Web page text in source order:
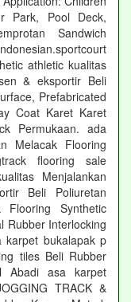
Park, Pool Deck,
Sandwich
athletic kualitas
& eksportir Beli
Prefabricated
Coat Karet Karet
Permukaan. ada
Melacak Flooring
flooring sale
Menjalankan
Beli Poliuretan
Flooring Synthetic
Rubber Interlocking
karpet bukalapak p
tiles Beli Rubber
Abadi asa karpet
TRACK &